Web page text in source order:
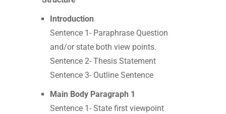
Introduction
Sentence 1- Paraphrase Question
and/or state both view points.
Sentence 2- Thesis Statement
Sentence 3- Outline Sentence
Main Body Paragraph 1
Sentence 1- State first viewpoint